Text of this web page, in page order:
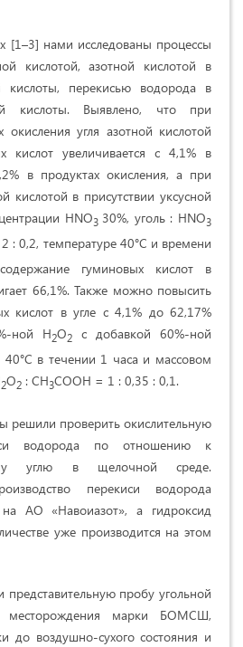
[1–3] нами исследованы процессы
кислотой, азотной кислотой в
кислоты, перекисью водорода в
кислоты. Выявлено, что при
окисления угля азотной кислотой
кислот увеличивается с 4,1% в
в продуктах окисления, а при
кислотой в присутствии уксусной
HNO3 30%, уголь : HNO3
0,2, температуре 40°С и времени
гуминовых кислот в
66,1%. Также можно повысить
кислот в угле с 4,1% до 62,17%
ной H2О2 c добавкой 60%-ной
40°С в течении 1 часа и массовом
2О2 : СН3СООН = 1 : 0,35 : 0,1.
решили проверить окислительную
водорода по отношению к
углю в щелочной среде.
перекиси водорода
на АО «Навоиазот», а гидроксид
уже производится на этом
представительную пробу угольной
месторождения марки БОМСШ,
воздушно-сухого состояния и